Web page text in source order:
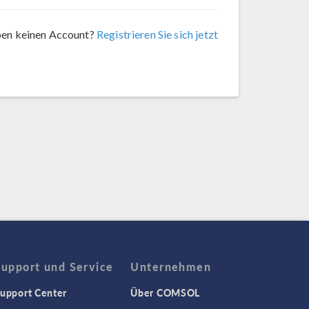
keinen Account? Registrieren Sie sich jetzt
und Service
Center
Unternehmen
Über COMSOL